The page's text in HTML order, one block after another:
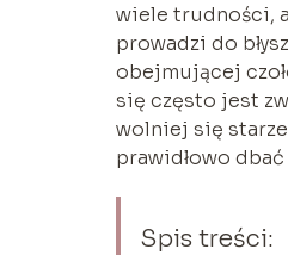
wiele trudności,
prowadzi do
obejmującej
się często jest
wolniej się
prawidłowo
Spis treści: